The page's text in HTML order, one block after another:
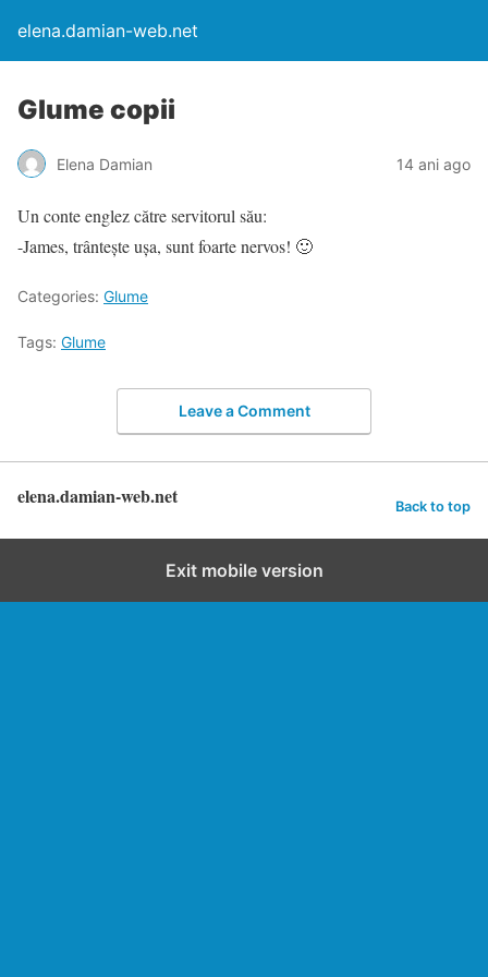
elena.damian-web.net
Glume copii
Elena Damian 14 ani ago
Un conte englez către servitorul său:
-James, trânteşte uşa, sunt foarte nervos! 🙂
Categories: Glume
Tags: Glume
Leave a Comment
elena.damian-web.net Back to top
Exit mobile version